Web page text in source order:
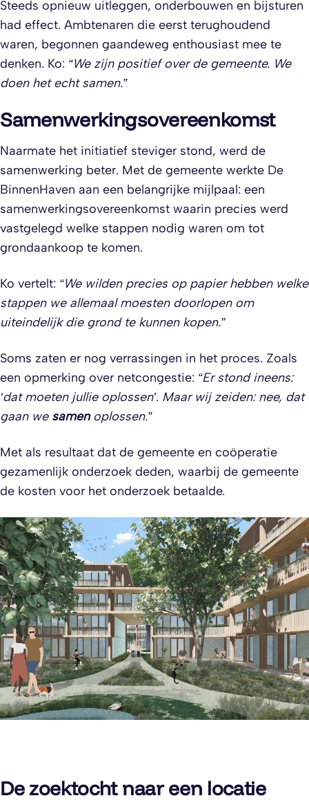
Steeds opnieuw uitleggen, onderbouwen en bijsturen
had effect. Ambtenaren die eerst terughoudend
waren, begonnen gaandeweg enthousiast mee te
denken. Ko: “We zijn positief over de gemeente. We
doen het echt samen.”
Samenwerkingsovereenkomst
Naarmate het initiatief steviger stond, werd de
samenwerking beter. Met de gemeente werkte De
BinnenHaven aan een belangrijke mijlpaal: een
samenwerkingsovereenkomst waarin precies werd
vastgelegd welke stappen nodig waren om tot
grondaankoop te komen.
Ko vertelt: “We wilden precies op papier hebben welke
stappen we allemaal moesten doorlopen om
uiteindelijk die grond te kunnen kopen.”
Soms zaten er nog verrassingen in het proces. Zoals
een opmerking over netcongestie: “Er stond ineens:
‘dat moeten jullie oplossen’. Maar wij zeiden: nee, dat
gaan we samenoplossen.”
Met als resultaat dat de gemeente en coöperatie
gezamenlijk onderzoek deden, waarbij de gemeente
de kosten voor het onderzoek betaalde.
De zoektocht naar een locatie